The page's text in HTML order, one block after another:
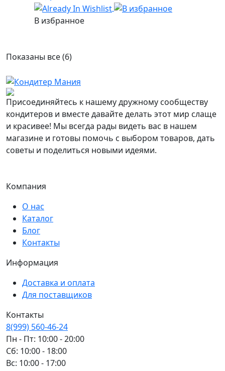
В избранное
Показаны все (6)
Присоединяйтесь к нашему дружному сообществу
кондитеров и вместе давайте делать этот мир слаще
и красивее! Мы всегда рады видеть вас в нашем
магазине и готовы помочь с выбором товаров, дать
советы и поделиться новыми идеями.
Компания
О нас
Каталог
Блог
Контакты
Информация
Доставка и оплата
Для поставщиков
Контакты
8(999) 560-46-24
Пн - Пт: 10:00 - 20:00
Сб: 10:00 - 18:00
Вс: 10:00 - 17:00